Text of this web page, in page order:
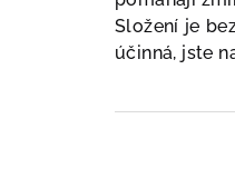
Složení je
účinná, jste